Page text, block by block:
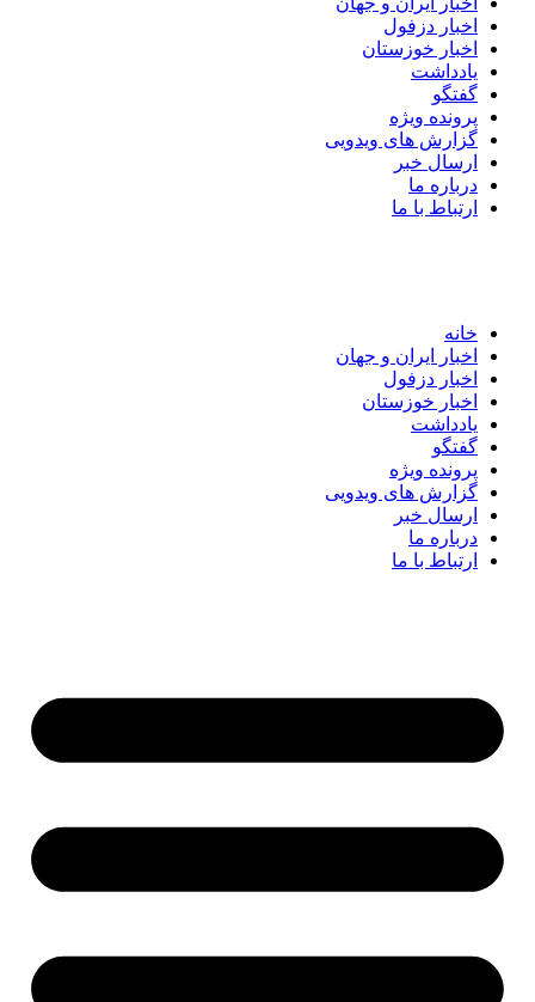
اخبار دزفول
اخبار خوزستان
یادداشت
گفتگو
پرونده ویژه
گزارش های ویدویی
ارسال خبر
درباره ما
ارتباط با ما
خانه
اخبار ایران و جهان
اخبار دزفول
اخبار خوزستان
یادداشت
گفتگو
پرونده ویژه
گزارش های ویدویی
ارسال خبر
درباره ما
ارتباط با ما